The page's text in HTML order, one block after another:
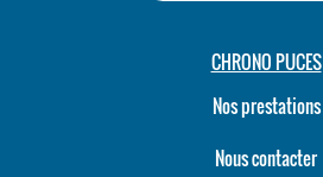
CHRONO PUCES
Nos prestations
Nous contacter